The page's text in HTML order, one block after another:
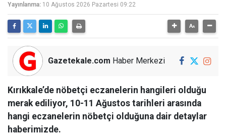
Yayınlanma: 10 Ağustos 2026 Pazartesi 09:22
Gazetekale.com Haber Merkezi
Kırıkkale’de nöbetçi eczanelerin hangileri olduğu
merak ediliyor, 10-11 Ağustos tarihleri arasında
hangi eczanelerin nöbetçi olduğuna dair detaylar
haberimizde.